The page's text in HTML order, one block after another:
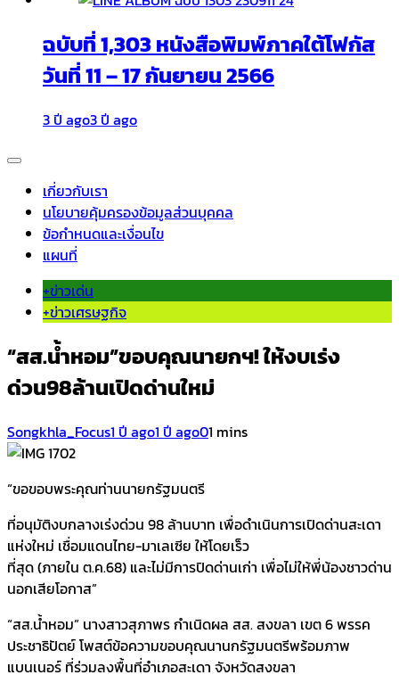
ฉบับที่ 1,303 หนังสือพิมพ์ภาคใต้โฟกัส
วันที่ 11 – 17 กันยายน 2566
3 ปี ago3 ปี ago
เกี่ยวกับเรา
นโยบายคุ้มครองข้อมูลส่วนบุคคล
ข้อกำหนดและเงื่อนไข
แผนที่
+ข่าวเด่น
+ข่าวเศรษฐกิจ
“สส.น้ำหอม”ขอบคุณนายกฯ! ให้งบเร่ง
ด่วน98ล้านเปิดด่านใหม่
Songkhla_Focus1 ปี ago1 ปี ago01 mins
“ขอขอบพระคุณท่านนายกรัฐมนตรี
ที่อนุมัติงบกลางเร่งด่วน 98 ล้านบาท เพื่อดำเนินการเปิดด่านสะเดา
แห่งใหม่ เชื่อมแดนไทย-มาเลเซีย ให้โดยเร็ว
ที่สุด (ภายใน ต.ค.68) และไม่มีการปิดด่านเก่า เพื่อไม่ให้พี่น้องชาวด่าน
นอกเสียโอกาส”
“สส.น้ำหอม” นางสาวสุภาพร กำเนิดผล สส. สงขลา เขต 6 พรรค
ประชาธิปัตย์ โพสต์ข้อความขอบคุณนานกรัฐมนตรีพร้อมภาพ
แบนเนอร์ ที่ร่วมลงพื้นที่อำเภอสะเดา จังหวัดสงขลา